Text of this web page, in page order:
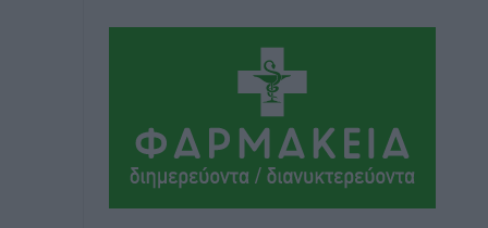
Συνελήφθη 37χρονη στη Ρόδο γιατί
είχε αφήσει τα τρία ανήλικα παιδιά της
χωρίς επιτήρηση
Τοπικές Ειδήσεις πριν 7 ώρες
Σταυρός Καλυθιών: Απέκτησε την